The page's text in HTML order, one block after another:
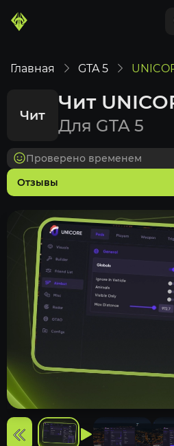
Главная GTA 5
Чит
Чит
Для GTA 5
Отзывы
Проверено временем